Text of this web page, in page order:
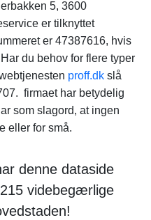
5, 3600
er tilknyttet
er 47387616, hvis
du behov for flere typer
proff.dk slå
firmaet har betydelig
som slagord, at ingen
eller for små.
denne dataside
videbegærlige